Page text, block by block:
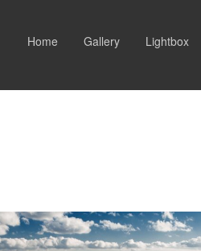
Home Gallery Lightbox